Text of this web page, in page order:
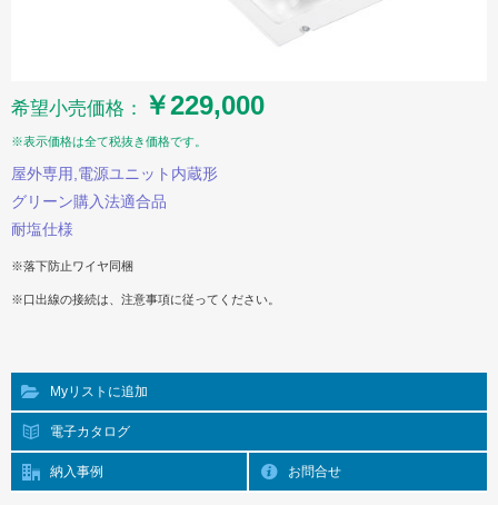
希望小売価格： ￥229,000
※表示価格は全て税抜き価格です。
屋外専用,電源ユニット内蔵形
グリーン購入法適合品
耐塩仕様
※落下防止ワイヤ同梱
※口出線の接続は、注意事項に従ってください。
Myリストに追加
電子カタログ
納入事例 お問合せ